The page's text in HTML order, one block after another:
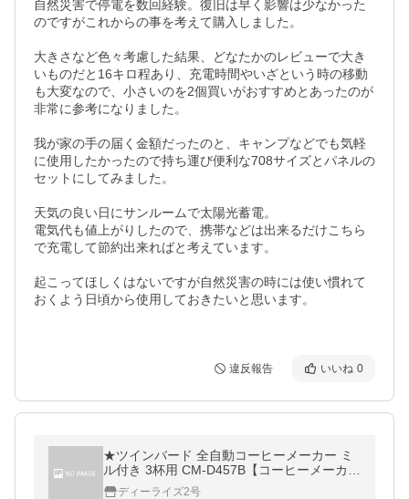
自然災害で停電を数回経験。復旧は早く影響は少なかった
のですがこれからの事を考えて購入しました。
大きさなど色々考慮した結果、どなたかのレビューで大き
いものだと16キロ程あり、充電時間やいざという時の移動
も大変なので、小さいのを2個買いがおすすめとあったのが
非常に参考になりました。
我が家の手の届く金額だったのと、キャンプなどでも気軽
に使用したかったので持ち運び便利な708サイズとパネルの
セットにしてみました。
天気の良い日にサンルームで太陽光蓄電。
電気代も値上がりしたので、携帯などは出来るだけこちら
で充電して節約出来ればと考えています。
起こってほしくはないですが自然災害の時には使い慣れて
おくよう日頃から使用しておきたいと思います。
違反報告 いいね 0
★ツインバード 全自動コーヒーメーカー ミ
ル付き 3杯用 CM-D457B【コーヒーメーカ
ー】【送料無料】
ディーライズ2号